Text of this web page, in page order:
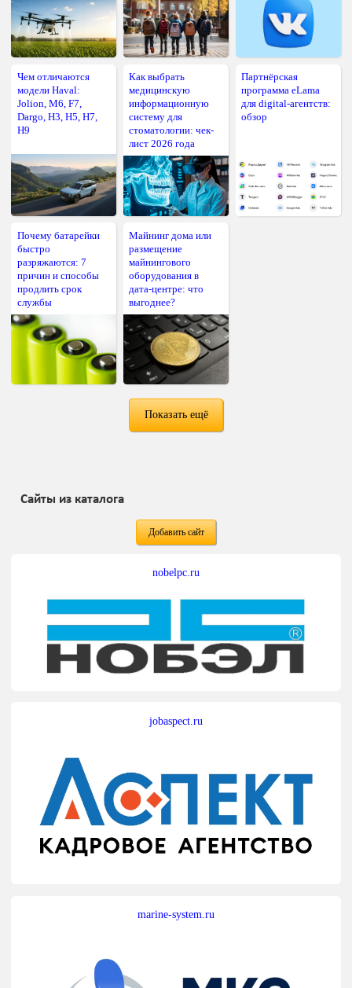
Чем отличаются
модели Haval:
Jolion, M6, F7,
Dargo, H3, H5, H7,
H9
Как выбрать
медицинскую
информационную
систему для
стоматологии: чек-
лист 2026 года
Партнёрская
программа eLama
для digital-агентств:
обзор
Почему батарейки
быстро
разряжаются: 7
причин и способы
продлить срок
службы
Майнинг дома или
размещение
майнингового
оборудования в
дата-центре: что
выгоднее?
Показать ещё
Сайты из каталога
Добавить сайт
nobelpc.ru
jobaspect.ru
marine-system.ru